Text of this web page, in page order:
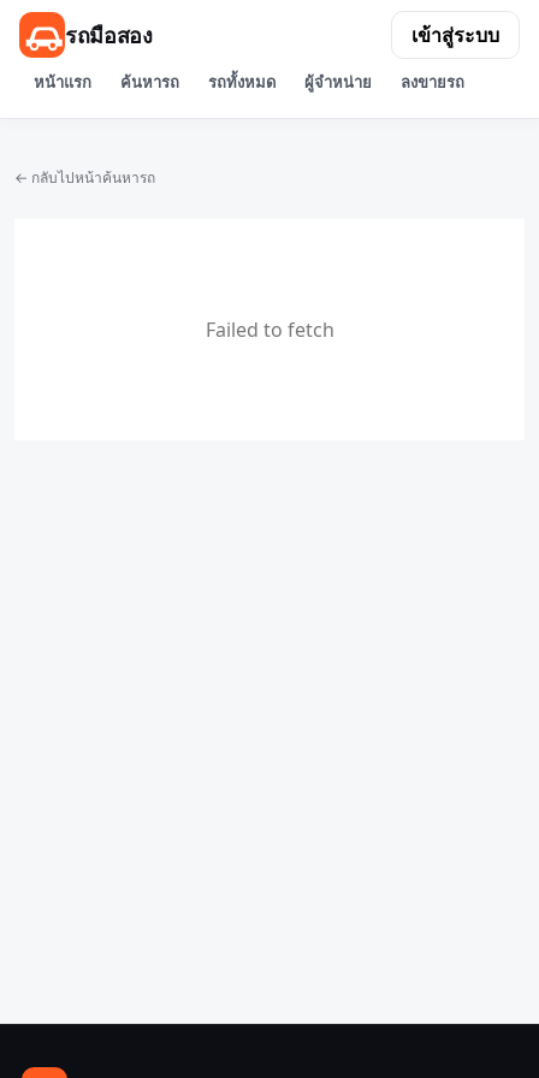
รถมือสอง
หน้าแรก ค้นหารถ รถทั้งหมด ผู้จำหน่าย ลงขายรถ
เข้าสู่ระบบ
← กลับไปหน้าค้นหารถ
Failed to fetch